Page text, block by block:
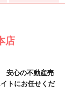
店
安心の不動産売
トにお任せくだ